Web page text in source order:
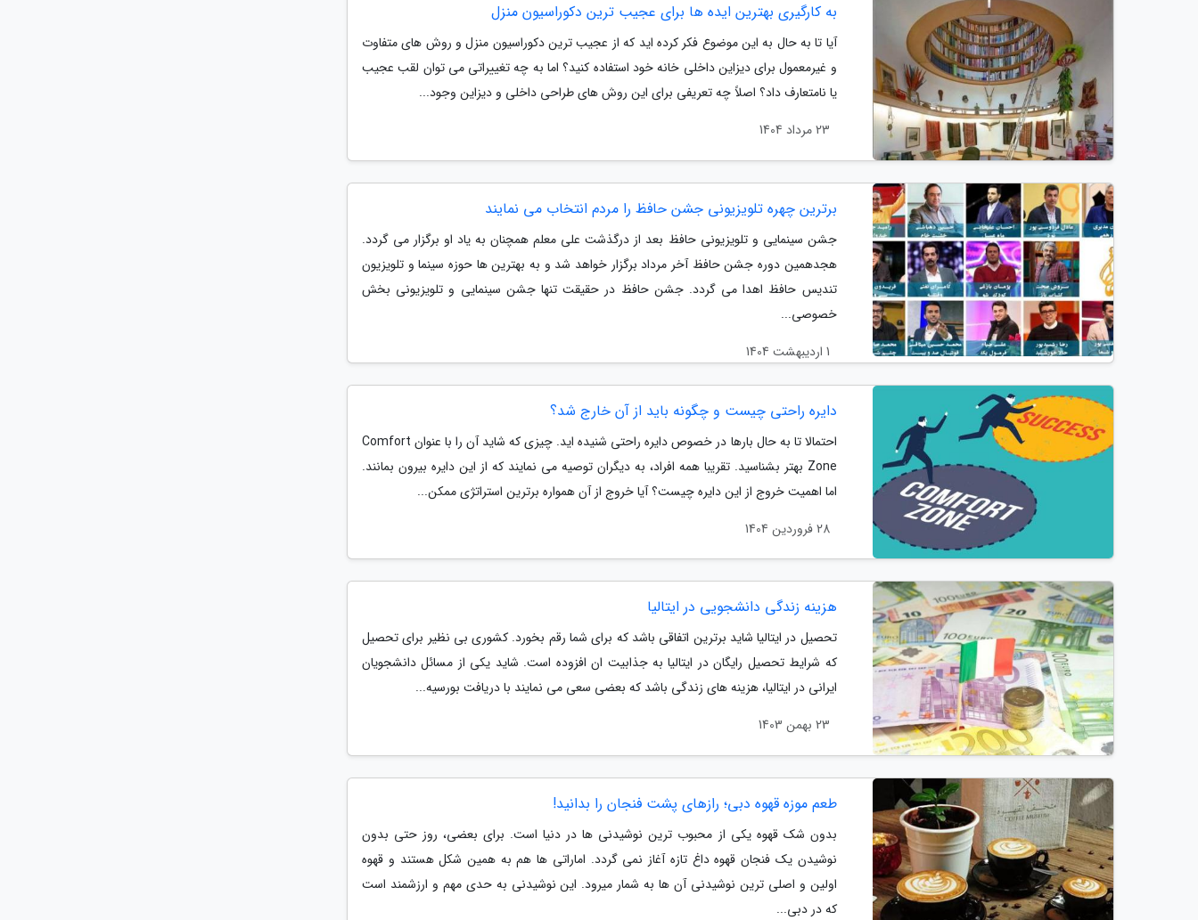
به کارگیری بهترین ایده ها برای عجیب ترین دکوراسیون منزل
آیا تا به حال به این موضوع فکر کرده اید که از عجیب ترین دکوراسیون منزل و روش های متفاوت
و غیرمعمول برای دیزاین داخلی خانه خود استفاده کنید؟ اما به چه تغییراتی می توان لقب عجیب
یا نامتعارف داد؟ اصلاً چه تعریفی برای این روش های طراحی داخلی و دیزاین وجود...
23 مرداد 1404
برترین چهره تلویزیونی جشن حافظ را مردم انتخاب می نمایند
جشن سینمایی و تلویزیونی حافظ بعد از درگذشت علی معلم همچنان به یاد او برگزار می گردد.
هجدهمین دوره جشن حافظ آخر مرداد برگزار خواهد شد و به بهترین ها حوزه سینما و تلویزیون
تندیس حافظ اهدا می گردد. جشن حافظ در حقیقت تنها جشن سینمایی و تلویزیونی بخش
خصوصی...
1 اردیبهشت 1404
دایره راحتی چیست و چگونه باید از آن خارج شد؟
احتمالا تا به حال بارها در خصوص دایره راحتی شنیده اید. چیزی که شاید آن را با عنوان Comfort
Zone بهتر بشناسید. تقریبا همه افراد، به دیگران توصیه می نمایند که از این دایره بیرون بمانند.
اما اهمیت خروج از این دایره چیست؟ آیا خروج از آن همواره برترین استراتژی ممکن...
28 فروردین 1404
هزینه زندگی دانشجویی در ایتالیا
تحصیل در ایتالیا شاید برترین اتفاقی باشد که برای شما رقم بخورد. کشوری بی نظیر برای تحصیل
که شرایط تحصیل رایگان در ایتالیا به جذابیت ان افزوده است. شاید یکی از مسائل دانشجویان
ایرانی در ایتالیا، هزینه های زندگی باشد که بعضی سعی می نمایند با دریافت بورسیه...
23 بهمن 1403
طعم موزه قهوه دبی؛ رازهای پشت فنجان را بدانید!
بدون شک قهوه یکی از محبوب ترین نوشیدنی ها در دنیا است. برای بعضی، روز حتی بدون
نوشیدن یک فنجان قهوه داغ تازه آغاز نمی گردد. اماراتی ها هم به همین شکل هستند و قهوه
اولین و اصلی ترین نوشیدنی آن ها به شمار میرود. این نوشیدنی به حدی مهم و ارزشمند است
که در دبی...